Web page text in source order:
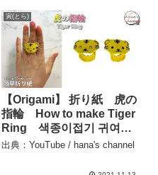
寅(とら)
【Origami】 折り紙 虎の
指輪 How to make Tiger
Ring 색종이접기 귀여운
호랑이반지 가락지 可爱
folding paper 2022年の
出典：YouTube / hana's channel